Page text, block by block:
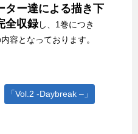
ター達による描き下
全収録し、1巻につき
容となっております。
「Vol.2 -Daybreak –」